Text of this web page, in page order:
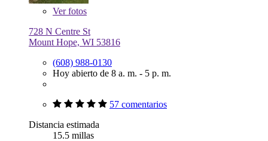
Verfotos
728 N Centre St
Mount Hope, WI 53816
(608) 988-0130
Hoy abierto de 8 a. m. - 5 p. m.
57 comentarios
Distancia estimada
15.5 millas